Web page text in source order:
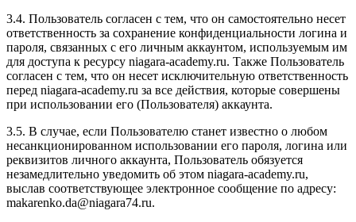
3.4. Пользователь согласен с тем, что он самостоятельно несет
ответственность за сохранение конфиденциальности логина и
пароля, связанных с его личным аккаунтом, используемым им
для доступа к ресурсу niagara-academy.ru. Также Пользователь
согласен с тем, что он несет исключительную ответственность
перед niagara-academy.ru за все действия, которые совершены
при использовании его (Пользователя) аккаунта.
3.5. В случае, если Пользователю станет известно о любом
несанкционированном использовании его пароля, логина или
реквизитов личного аккаунта, Пользователь обязуется
незамедлительно уведомить об этом niagara-academy.ru,
выслав соответствующее электронное сообщение по адресу:
makarenko.da@niagara74.ru.